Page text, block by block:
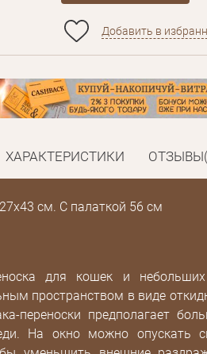
Добавить в
ХАРАКТЕРИСТИКИ
см. С палаткой 56 см
для кошек и
пространством в виде
переноски предполагает
На окно можно опускать